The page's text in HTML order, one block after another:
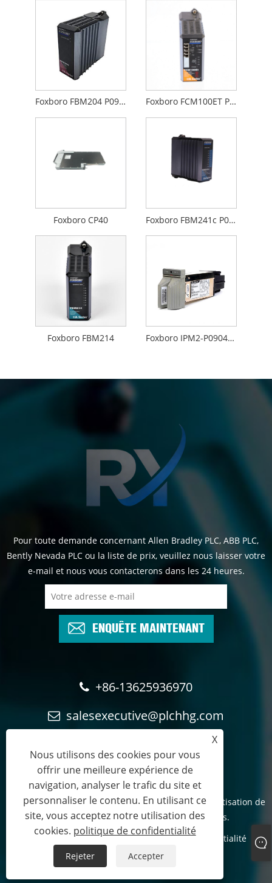
Foxboro FBM204 P0914SY Foxboro FCM100ET P0926GS
Foxboro CP40 Foxboro FBM241c P0914WM
Foxboro FBM214 Foxboro IPM2-P0904HA
Pour toute demande concernant Allen Bradley PLC, ABB PLC,
Bently Nevada PLC ou la liste de prix, veuillez nous laisser votre
e-mail et nous vous contacterons dans les 24 heures.
ENQUÊTE MAINTENANT
+86-13625936970
salesexecutive@plchhg.com
Droits d'auteur © 2024 Technologie Cie., Ltd d'automatisation de
rayonne de Zhangzhou. - Tous droits réservés.
Links Sitemap RSS XML politique de confidentialité
X
Nous utilisons des cookies pour vous
offrir une meilleure expérience de
navigation, analyser le trafic du site et
personnaliser le contenu. En utilisant ce
site, vous acceptez notre utilisation des
cookies. politique de confidentialité
Rejeter Accepter